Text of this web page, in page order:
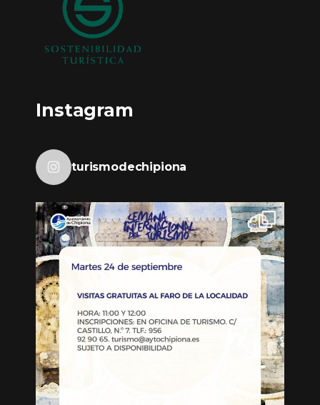
Instagram
turismodechipiona